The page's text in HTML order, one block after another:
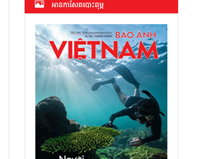
អាន​កាសែត​បោះពុម្ភ